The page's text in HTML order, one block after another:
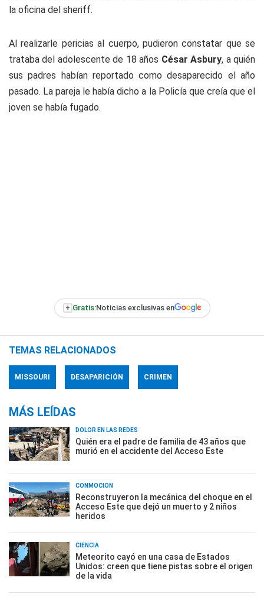
la oficina del sheriff.
Al realizarle pericias al cuerpo, pudieron constatar que se
trataba del adolescente de 18 años César Asbury, a quién
sus padres habían reportado como desaparecido el año
pasado. La pareja le había dicho a la Policía que creía que el
joven se había fugado.
+ Gratis:Noticias exclusivas en
TEMAS RELACIONADOS
MISSOURI DESAPARICIÓN CRIMEN
MÁS LEÍDAS
DOLOR EN LAS REDES
Quién era el padre de familia de 43 años que
murió en el accidente del Acceso Este
CONMOCIÓN
Reconstruyeron la mecánica del choque en el
Acceso Este que dejó un muerto y 2 niños
heridos
CIENCIA
Meteorito cayó en una casa de Estados
Unidos: creen que tiene pistas sobre el origen
de la vida